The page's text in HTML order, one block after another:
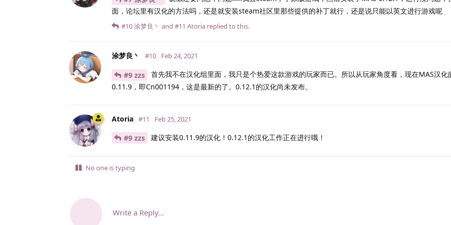
面，论坛里有汉化的方法吗，还是就安装steam社区里那些提供的补丁就行，还是说只能以英文进行游戏呢
#10涂梦良丶 and #11 Atoria replied to this.
涂梦良丶 #10 Feb 24, 2021
#9 zzs
首先我不在汉化组里面，我只是个热爱这款游戏的玩家而已。所以从玩家角度看，现在MAS汉化
0.11.9，即Cn001194，这是最新的了。0.12.1的汉化尚未发布。
Atoria #11 Feb 25, 2021
#9 zzs 建议安装0.11.9的汉化！0.12.1的汉化工作正在进行哦！
No one is typing
Write a Reply...